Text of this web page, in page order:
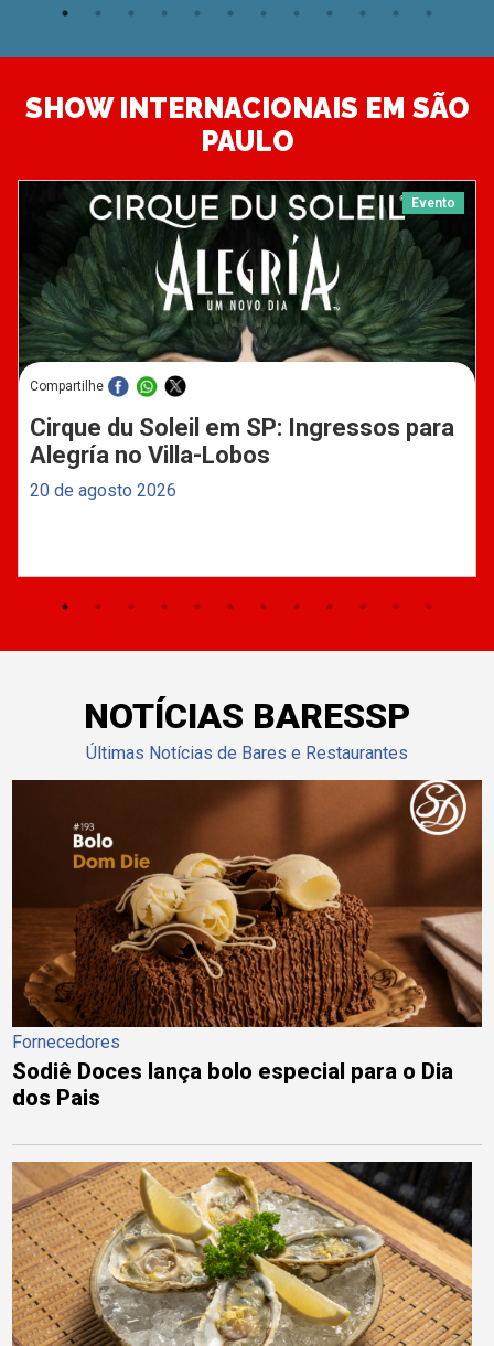
SHOW INTERNACIONAIS EM SÃO
PAULO
Evento
Compartilhe
Cirque du Soleil em SP: Ingressos para
Alegría no Villa-Lobos
20 de agosto 2026
NOTÍCIAS BARESSP
Últimas Notícias de Bares e Restaurantes
Fornecedores
Sodiê Doces lança bolo especial para o Dia
dos Pais